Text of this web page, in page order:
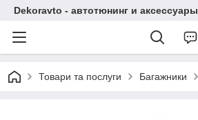
Dekoravto - автотюнинг и аксессуары
Товари та послуги Багажники